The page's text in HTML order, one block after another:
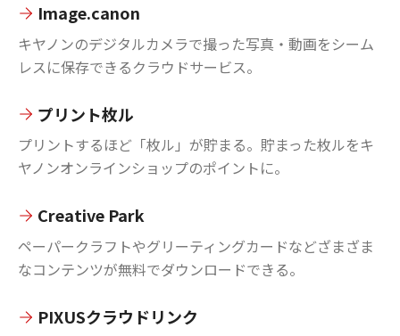
Image.canon
キヤノンのデジタルカメラで撮った写真・動画をシーム
レスに保存できるクラウドサービス。
プリント枚ル
プリントするほど「枚ル」が貯まる。貯まった枚ルをキ
ヤノンオンラインショップのポイントに。
Creative Park
ペーパークラフトやグリーティングカードなどざまざま
なコンテンツが無料でダウンロードできる。
PIXUSクラウドリンク